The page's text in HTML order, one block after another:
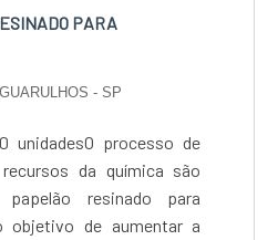
PARA
- SP
unidadesO processo de
da química são
resinado para
objetivo de aumentar a